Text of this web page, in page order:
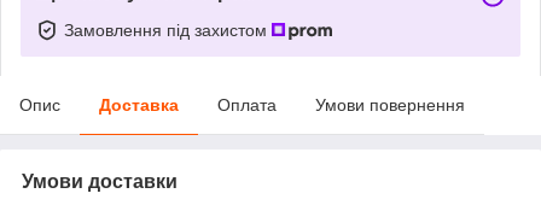
Замовлення під захистом
Опис Доставка Оплата Умови повернення
Умови доставки